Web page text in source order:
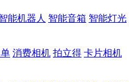
能机器人 智能音箱 智能灯光
消费相机 拍立得 卡片相机